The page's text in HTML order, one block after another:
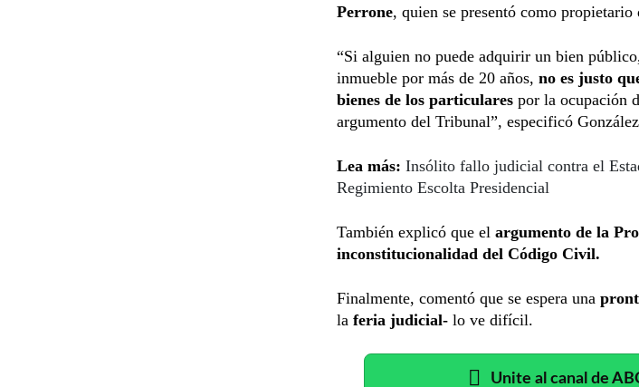
Perrone, quien se presentó como propietario
“Si alguien no puede adquirir un bien
inmueble por más de 20 años, no es justo
bienes de los particulares por la ocupación
argumento del Tribunal”, especificó
Lea más: Insólito fallo judicial contra el
Regimiento Escolta Presidencial
También explicó que el argumento de la
inconstitucionalidad del Código Civil.
Finalmente, comentó que se espera una
la feria judicial- lo ve difícil.
Unite al canal de